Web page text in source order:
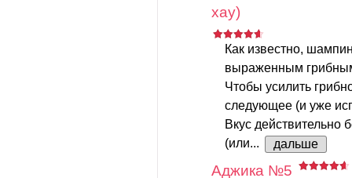
хау)
Как известно,
выраженным
Чтобы усилить
следующее (и уже
Вкус
(или...
дальше
Аджика №5